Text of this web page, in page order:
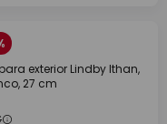
exterior Lindby Ithan,
27 cm